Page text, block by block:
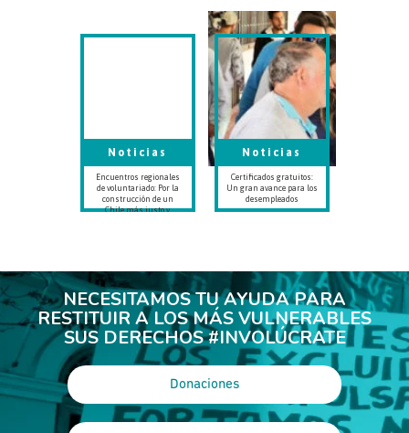
Encuentros regionales
de voluntariado: Por la
construcción de un
Chile más justo y
Noticias
Certificados gratuitos:
Un gran avance para los
desempleados
Noticias
NECESITAMOS TU AYUDA PARA
RESTITUIR A LOS MÁS VULNERABLES
SUS DERECHOS #INVOLÚCRATE
Donaciones